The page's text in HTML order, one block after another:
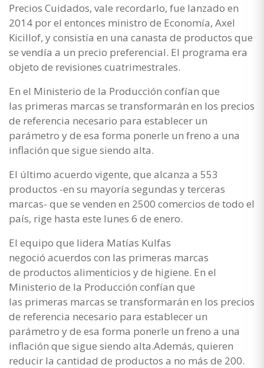
Precios Cuidados, vale recordarlo, fue lanzado en
2014 por el entonces ministro de Economía, Axel
Kicillof, y consistía en una canasta de productos que
se vendía a un precio preferencial. El programa era
objeto de revisiones cuatrimestrales.
En el Ministerio de la Producción confían que
las primeras marcas se transformarán en los precios
de referencia necesario para establecer un
parámetro y de esa forma ponerle un freno a una
inflación que sigue siendo alta.
El último acuerdo vigente, que alcanza a 553
productos -en su mayoría segundas y terceras
marcas- que se venden en 2500 comercios de todo el
país, rige hasta este lunes 6 de enero.
El equipo que lidera Matías Kulfas
negoció acuerdos con las primeras marcas
de productos alimenticios y de higiene. En el
Ministerio de la Producción confían que
las primeras marcas se transformarán en los precios
de referencia necesario para establecer un
parámetro y de esa forma ponerle un freno a una
inflación que sigue siendo alta.Además, quieren
reducir la cantidad de productos a no más de 200.